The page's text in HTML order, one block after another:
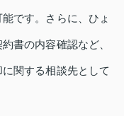
です。さらに、ひょ
書の内容確認など、
関する相談先として